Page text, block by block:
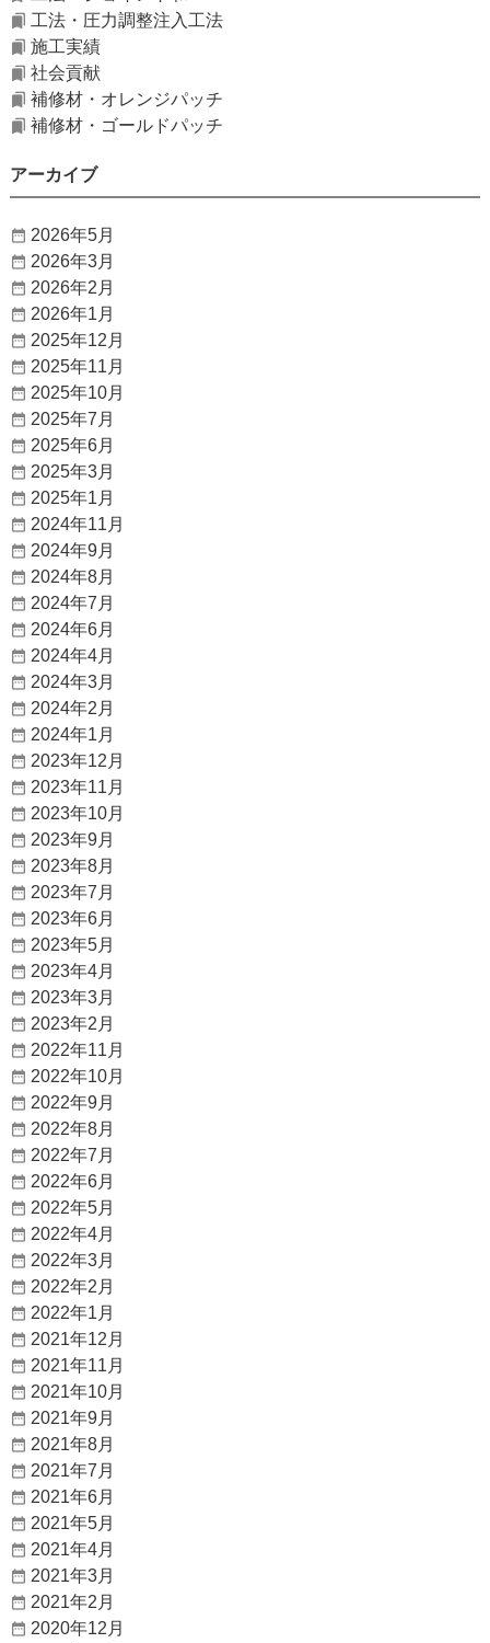
工法・圧力調整注入工法
施工実績
社会貢献
補修材・オレンジパッチ
補修材・ゴールドパッチ
アーカイブ
2026年5月
2026年3月
2026年2月
2026年1月
2025年12月
2025年11月
2025年10月
2025年7月
2025年6月
2025年3月
2025年1月
2024年11月
2024年9月
2024年8月
2024年7月
2024年6月
2024年4月
2024年3月
2024年2月
2024年1月
2023年12月
2023年11月
2023年10月
2023年9月
2023年8月
2023年7月
2023年6月
2023年5月
2023年4月
2023年3月
2023年2月
2022年11月
2022年10月
2022年9月
2022年8月
2022年7月
2022年6月
2022年5月
2022年4月
2022年3月
2022年2月
2022年1月
2021年12月
2021年11月
2021年10月
2021年9月
2021年8月
2021年7月
2021年6月
2021年5月
2021年4月
2021年3月
2021年2月
2020年12月